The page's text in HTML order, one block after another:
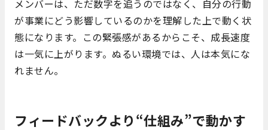
メンバーは、ただ数字を追うのではなく、自分の行動
が事業にどう影響しているのかを理解した上で動く状
態になります。この緊張感があるからこそ、成長速度
は一気に上がります。ぬるい環境では、人は本気にな
れません。
フィードバックより“仕組み”で動かす